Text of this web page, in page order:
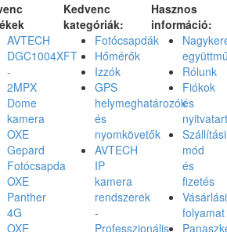
AVTECH
DGC1004XFT
-
2MPX
Dome
kamera
OXE
Gepard
Fotócsapda
OXE
Panther
4G
OXE
Kedvenc
kategóriák:
Fotócsapdák
Hőmérők
Izzók
GPS
helymeghatározók
és
nyomkövetők
AVTECH
IP
kamera
rendszerek
-
Professzionális
Hasznos
információ:
Rólunk
Fiókok
és
Szállítási
mód
és
fizetés
Vásárlási
folyamat